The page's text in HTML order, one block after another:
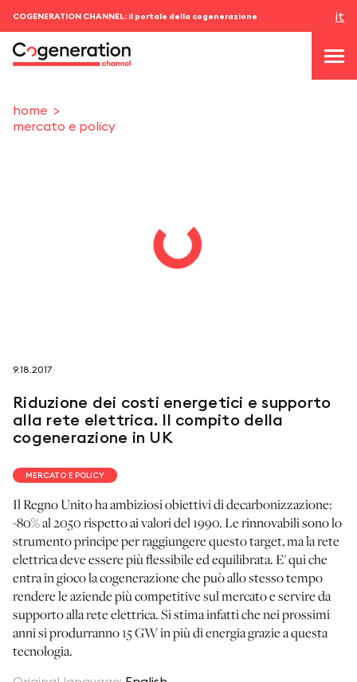
COGENERATION CHANNEL: il portale della cogenerazione it
seguici su
netzerotube
home
mercato e policy
9.18.2017
Riduzione dei costi energetici e supporto
alla rete elettrica. Il compito della
cogenerazione in UK
MERCATO E POLICY
Il Regno Unito ha ambiziosi obiettivi di decarbonizzazione:
-80% al 2050 rispetto ai valori del 1990. Le rinnovabili sono lo
strumento principe per raggiungere questo target, ma la rete
elettrica deve essere più flessibile ed equilibrata. E' qui che
entra in gioco la cogenerazione che può allo stesso tempo
rendere le aziende più competitive sul mercato e servire da
supporto alla rete elettrica. Si stima infatti che nei prossimi
anni si produrranno 15 GW in più di energia grazie a questa
tecnologia.